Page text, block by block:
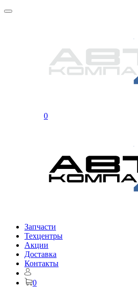
0
Запчасти
Техцентры
Акции
Доставка
Контакты
0